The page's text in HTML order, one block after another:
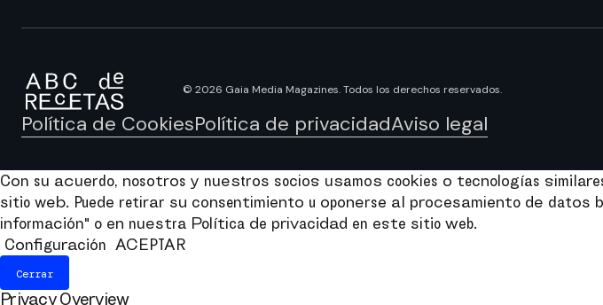
© 2026 Gaia Media Magazines. Todos los derechos reservados.
Política de CookiesPolítica de privacidadAviso legal
Con su acuerdo, nosotros y nuestros socios usamos cookies o tecnologías
sitio web. Puede retirar su consentimiento u oponerse al procesamiento de
información" o en nuestra Política de privacidad en este sitio web.
Configuración
ACEPTAR
Cerrar
Privacy Overview